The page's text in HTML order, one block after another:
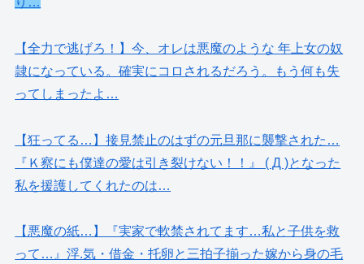
【全力で逃げろ！】今、オレは悪魔のような 年上女の奴
隷になっている。確実にコロされるだろう。もう何も失
ってしまったよ…
【狂ってる…】接見禁止のはずの元旦那に襲撃された…
『Ｋ察にも僕達の愛は引き裂けない！！』 ( Д )となった
私を援護してくれたのは…
【悪魔の紙…】『実家で軟禁されてます…私と子供を救
って…』浮.気・借金・托卵と三拍子揃った嫁から身の毛